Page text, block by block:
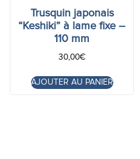
Trusquin japonais
“Keshiki” à lame fixe –
110 mm
30,00€
AJOUTER AU PANIER